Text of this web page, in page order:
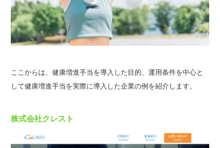
ここからは、健康増進手当を導入した目的、運用条件を中心と
して健康増進手当を実際に導入した企業の例を紹介します。
株式会社クレスト